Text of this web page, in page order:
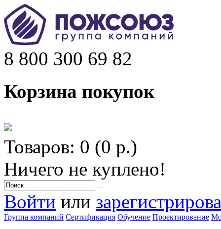
8 800 300 69 82
Корзина покупок
Товаров: 0 (0 р.)
Ничего не куплено!
Войти или
Группа компаний Сертификация Обучение Проектирование